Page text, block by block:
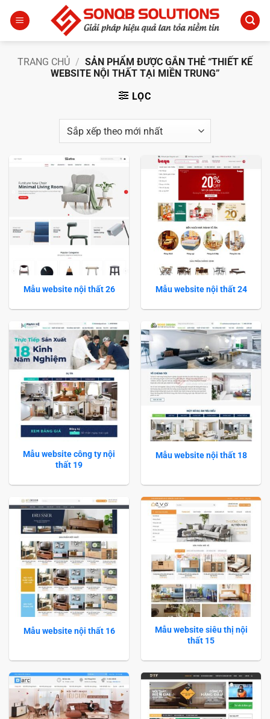
qua
TRANG CHỦ / SẢN PHẨM ĐƯỢC GẮN THẺ “THIẾT KẾ
WEBSITE NỘI THẤT TẠI MIỀN TRUNG”
LỌC
Mẫu website nội thất 26 Mẫu website nội thất 24
Mẫu website công ty nội
thất 19
Mẫu website nội thất 18
Mẫu website nội thất 16
Mẫu website siêu thị nội
thất 15